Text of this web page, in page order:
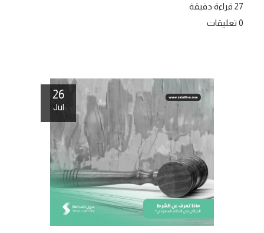
27 قراءة دقيقة
0 تعليقات
26
Jul